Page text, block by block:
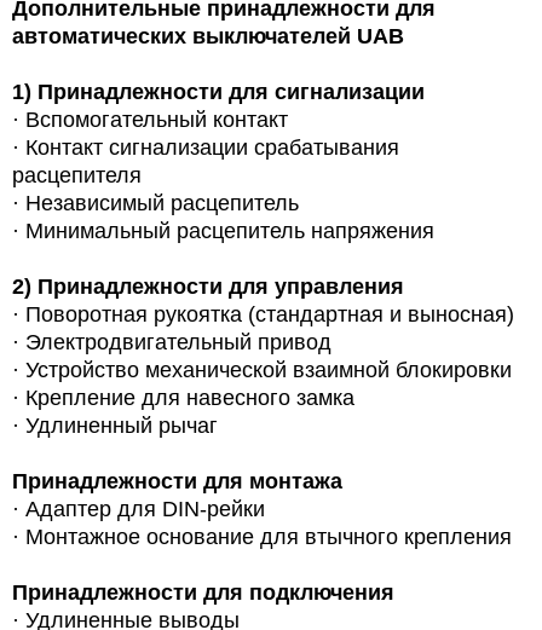
Дополнительные принадлежности для
автоматических выключателей UAB
1) Принадлежности для сигнализации
· Вспомогательный контакт
· Контакт сигнализации срабатывания
расцепителя
· Независимый расцепитель
· Минимальный расцепитель напряжения
2) Принадлежности для управления
· Поворотная рукоятка (стандартная и выносная)
· Электродвигательный привод
· Устройство механической взаимной блокировки
· Крепление для навесного замка
· Удлиненный рычаг
Принадлежности для монтажа
· Адаптер для DIN-рейки
· Монтажное основание для втычного крепления
Принадлежности для подключения
· Удлиненные выводы